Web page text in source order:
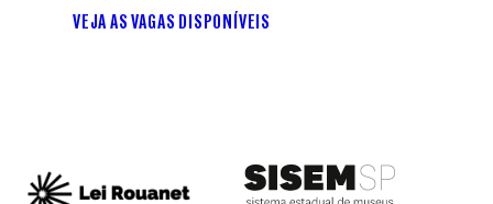
VEJA AS VAGAS DISPONÍVEIS